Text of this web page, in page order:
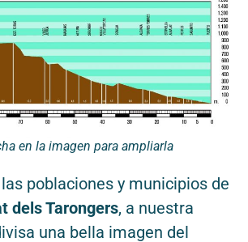
en la imagen para ampliarla
poblaciones y municipios de
dels Tarongers, a nuestra
una bella imagen del